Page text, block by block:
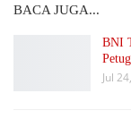
BACA JUGA...
BNI
Jul